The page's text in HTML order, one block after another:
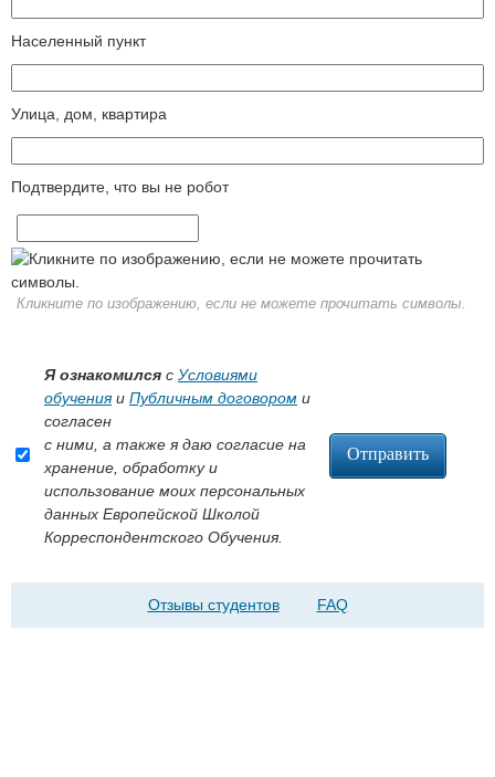
Населенный пункт
Улица, дом, квартира
Подтвердите, что вы не робот
Кликните по изображению, если не можете прочитать символы.
Я ознакомился с Условиями
обученияи Публичным договором и
согласен
с ними, а также я даю согласие на
хранение, обработку и
использование моих персональных
данных Европейской Школой
Корреспондентского Обучения.
Отзывы студентов FAQ